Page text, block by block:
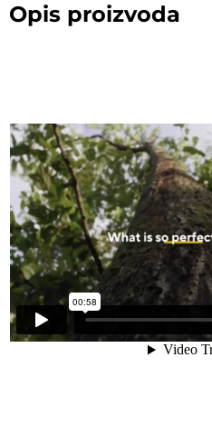
Opis proizvoda